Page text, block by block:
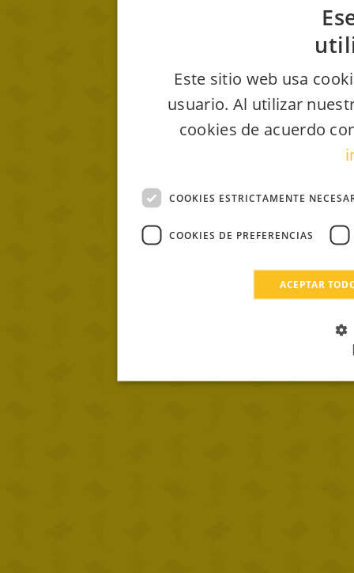
Este sitio web usa
usuario. Al utilizar
cookies de acuerdo
COOKIES ESTRICTAMENTE
COOKIES DE PREFERENCIAS
ACEPTAR